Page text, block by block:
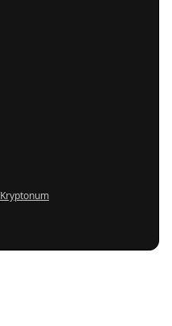
Kryptonum